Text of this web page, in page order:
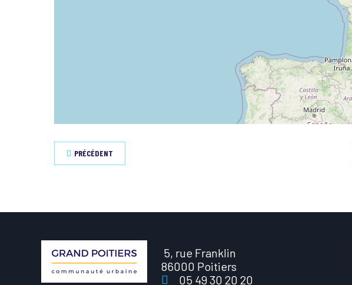
PRÉCÉDENT
5, rue Franklin
86000 Poitiers
05 49 30 20 20